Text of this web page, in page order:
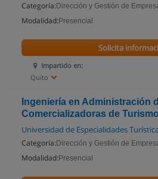
Categoría: Dirección y Gestión de
Modalidad: Presencial
Impartido en:
Quito
Solicita
Ingeniería en Administración
Comercializadoras de Turismo
Universidad de Especialidades
Categoría: Dirección y Gestión de
Modalidad: Presencial